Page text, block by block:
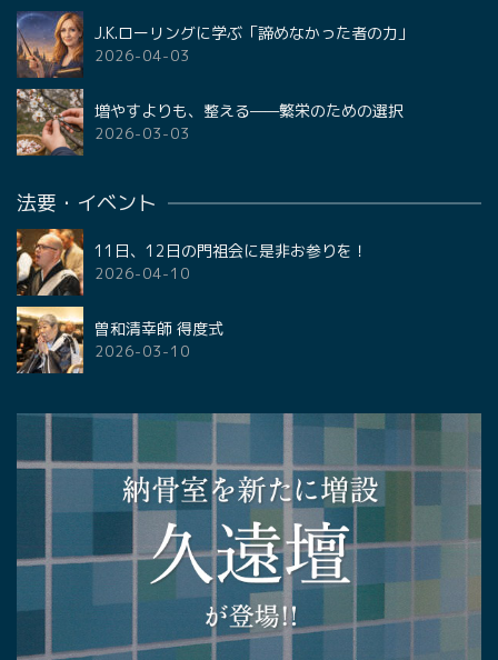
J.K.ローリングに学ぶ「諦めなかった者の力」
2026-04-03
増やすよりも、整える——繁栄のための選択
2026-03-03
法要・イベント
11日、12日の門祖会に是非お参りを！
2026-04-10
曽和清幸師 得度式
2026-03-10